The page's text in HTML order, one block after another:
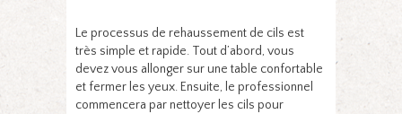
Le processus de rehaussement de cils est
très simple et rapide. Tout d’abord, vous
devez vous allonger sur une table confortable
et fermer les yeux. Ensuite, le professionnel
commencera par nettoyer les cils pour